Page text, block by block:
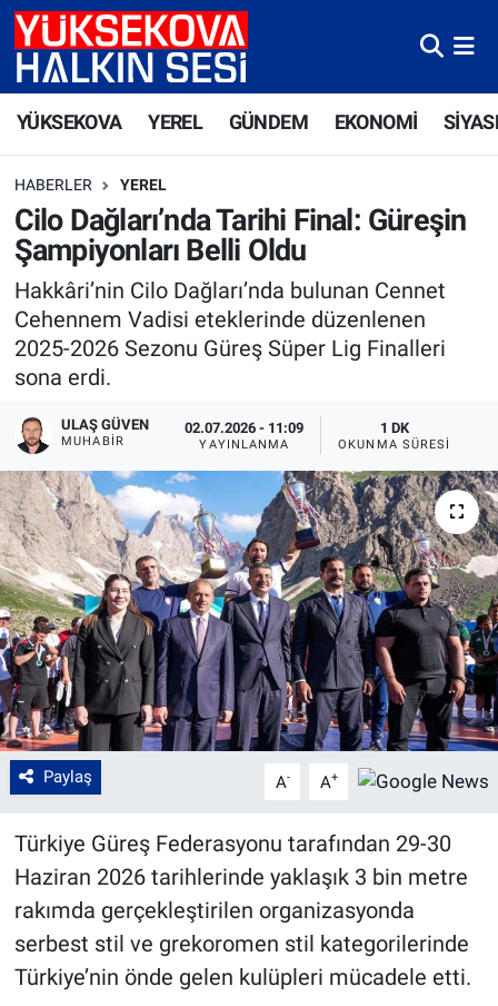
YÜKSEKOVA YEREL GÜNDEM EKONOMİ
HABERLER YEREL
Cilo Dağları’nda Tarihi Final: Güreşin
Şampiyonları Belli Oldu
Hakkâri’nin Cilo Dağları’nda bulunan Cennet
Cehennem Vadisi eteklerinde düzenlenen
2025-2026 Sezonu Güreş Süper Lig Finalleri
sona erdi.
ULAŞ GÜVEN
MUHABIR
02.07.2026 - 11:09
YAYINLANMA
1 DK
OKUNMA SÜRESI
Paylaş A- A+
Türkiye Güreş Federasyonu tarafından 29-30
Haziran 2026 tarihlerinde yaklaşık 3 bin metre
rakımda gerçekleştirilen organizasyonda
serbest stil ve grekoromen stil kategorilerinde
Türkiye’nin önde gelen kulüpleri mücadele etti.
Yüksekova Nöbetçi Eczaneler
Süper Lig Puan Durumu ve Fikstür
Tüm Manşetler
Son Dakika Haberleri
Haber Arşivi